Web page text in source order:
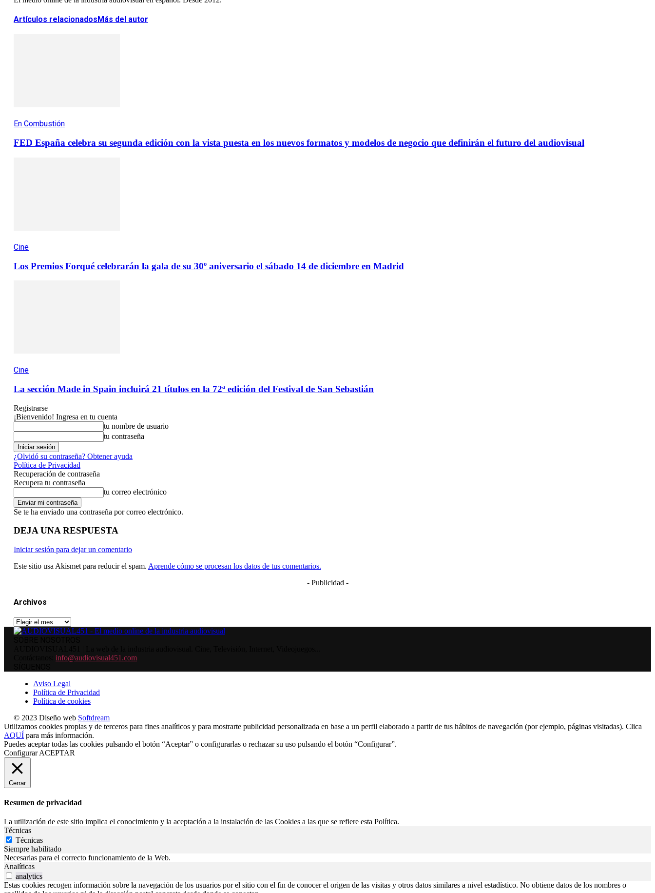
Artículos relacionadosMás del autor
En Combustión
FED España celebra su segunda edición con la vista puesta en los nuevos formatos y modelos de negocio que definirán el futuro del audiovisual
Cine
Los Premios Forqué celebrarán la gala de su 30º aniversario el sábado 14 de diciembre en Madrid
Cine
La sección Made in Spain incluirá 21 títulos en la 72ª edición del Festival de San Sebastián
Registrarse
¡Bienvenido! Ingresa en tu cuenta
tu nombre de usuario
tu contraseña
¿Olvidó su contraseña? Obtener ayuda
Política de Privacidad
Recuperación de contraseña
Recupera tu contraseña
tu correo electrónico
Se te ha enviado una contraseña por correo electrónico.
DEJA UNA RESPUESTA
Iniciar sesión para dejar un comentario
Este sitio usa Akismet para reducir el spam. Aprende cómo se procesan los datos de tus comentarios.
- Publicidad -
Archivos
Archivos
info@audiovisual451.com
Aviso Legal
Política de Privacidad
Política de cookies
© 2023 Diseño web Softdream
Utilizamos cookies propias y de terceros para fines analíticos y para mostrarte publicidad personalizada en base a un perfil elaborado a partir de tus hábitos de navegación (por ejemplo, páginas visitadas). Clica
AQUÍ para más información.
Puedes aceptar todas las cookies pulsando el botón “Aceptar” o configurarlas o rechazar su uso pulsando el botón “Configurar”.
Configurar ACEPTAR
Cerrar
Resumen de privacidad
La utilización de este sitio implica el conocimiento y la aceptación a la instalación de las Cookies a las que se refiere esta Política.
Técnicas
Técnicas
Siempre habilitado
Necesarias para el correcto funcionamiento de la Web.
Analíticas
analytics
Estas cookies recogen información sobre la navegación de los usuarios por el sitio con el fin de conocer el origen de las visitas y otros datos similares a nivel estadístico. No obtiene datos de los nombres o